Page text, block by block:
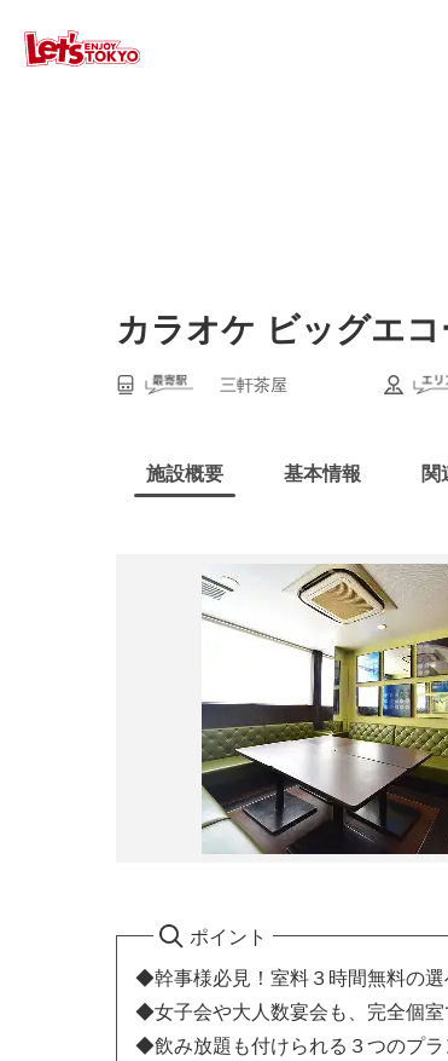
カラオケ ビッグエ
三軒茶屋
施設概要 基本情報 関
ポイント
◆幹事様必見！室料３時間無料の選
◆女子会や大人数宴会も、完全個室
◆飲み放題も付けられる３つのプ